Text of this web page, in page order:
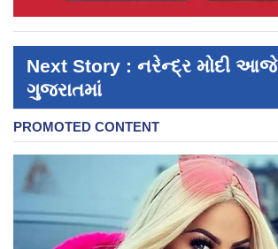
Next Story : નરેન્દ્ર મોદી આજે
ગુજરાતમાં